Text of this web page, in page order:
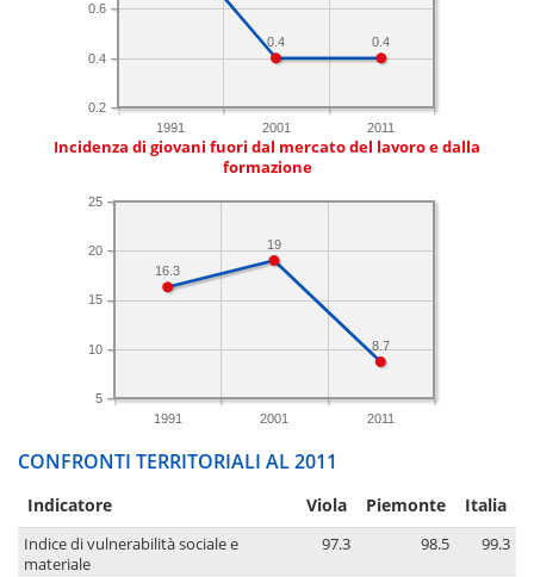
1991 2001 2011
0.2
0.4
0.6
0.4
0.4
Incidenza di giovani fuori dal mercato del lavoro e dalla
formazione
1991 2001 2011
5
10
15
20
25
8.7
19
16.3
CONFRONTI TERRITORIALI AL 2011
Indicatore Viola Piemonte Italia
Indice di vulnerabilità sociale e
materiale
97.3 98.5 99.3